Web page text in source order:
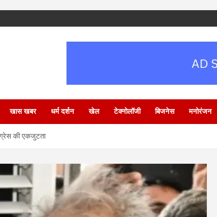
खास खबर धर्म दर्शन खेल टेक्नोलॉजी बिजनेस मनोरंजन
की एकजुटता